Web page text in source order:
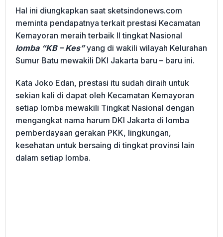
Hal ini diungkapkan saat sketsindonews.com
meminta pendapatnya terkait prestasi Kecamatan
Kemayoran meraih terbaik II tingkat Nasional
lomba “KB – Kes” yang di wakili wilayah Kelurahan
Sumur Batu mewakili DKI Jakarta baru – baru ini.
Kata Joko Edan, prestasi itu sudah diraih untuk
sekian kali di dapat oleh Kecamatan Kemayoran
setiap lomba mewakili Tingkat Nasional dengan
mengangkat nama harum DKI Jakarta di lomba
pemberdayaan gerakan PKK, lingkungan,
kesehatan untuk bersaing di tingkat provinsi lain
dalam setiap lomba.